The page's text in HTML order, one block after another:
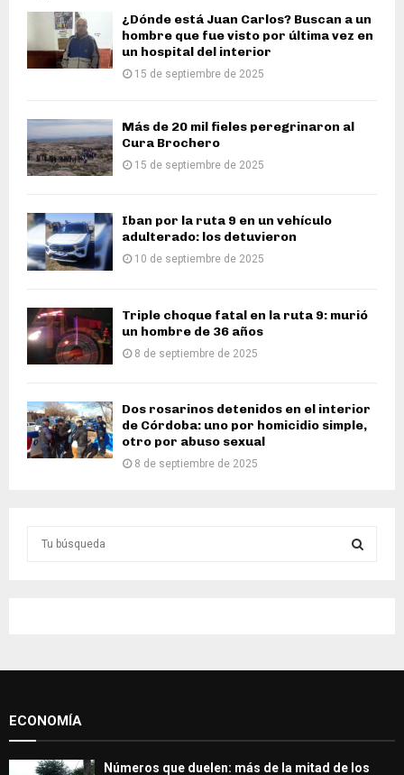
¿Dónde está Juan Carlos? Buscan a un
hombre que fue visto por última vez en
un hospital del interior
15 de septiembre de 2025
Más de 20 mil fieles peregrinaron al
Cura Brochero
15 de septiembre de 2025
Iban por la ruta 9 en un vehículo
adulterado: los detuvieron
10 de septiembre de 2025
Triple choque fatal en la ruta 9: murió
un hombre de 36 años
8 de septiembre de 2025
Dos rosarinos detenidos en el interior
de Córdoba: uno por homicidio simple,
otro por abuso sexual
8 de septiembre de 2025
o
H
ECONOMÍA
Números que duelen: más de la mitad de los